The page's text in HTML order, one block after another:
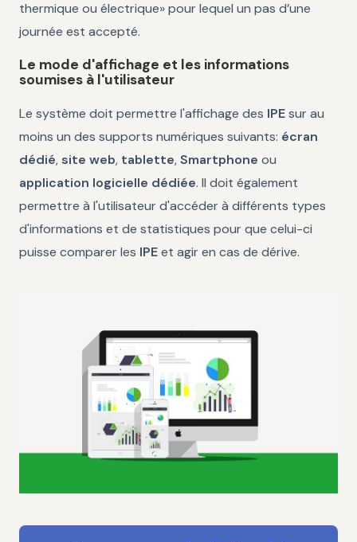
thermique ou électrique» pour lequel un pas d’une
journée est accepté.
Le mode d'affichage et les informations
soumises à l'utilisateur
Le système doit permettre l'affichage des IPEsur au
moins un des supports numériques suivants: écran
dédié,site web, tablette,Smartphone ou
application logicielle dédiée. Il doit également
permettre à l'utilisateur d'accéder à différents types
d'informations et de statistiques pour que celui-ci
puisse comparer les IPEet agir en cas de dérive.